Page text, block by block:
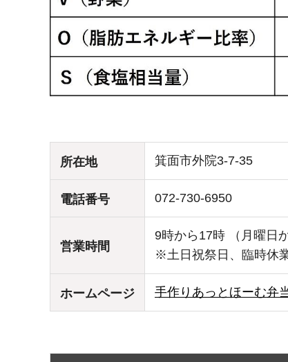
所在地 箕面市外院3-7-35
電話番号 072-730-6950
営業時間
9時から17時 （月曜日
※土日祝祭日、臨時休
ホームページ 手作りあっとほーむ弁